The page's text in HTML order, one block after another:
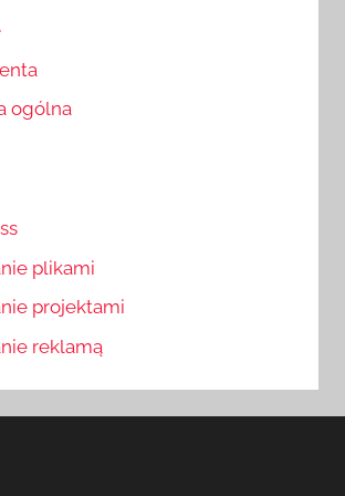
ogólna
plikami
projektami
reklamą